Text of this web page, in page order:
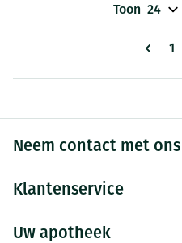
U
1
Toon
Neem contact met
Klantenservice
Uw apotheek